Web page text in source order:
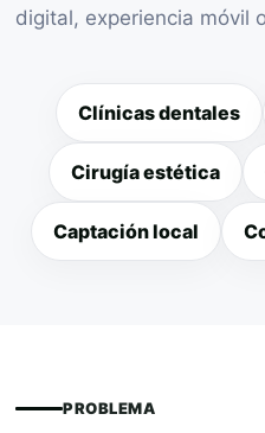
digital, experiencia móvil
Clínicas dentales
Cirugía estética
Captación local
PROBLEMA